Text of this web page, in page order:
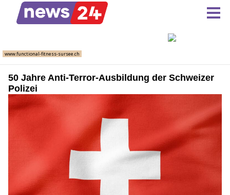
50 Jahre Anti-Terror-Ausbildung der Schweizer
Polizei